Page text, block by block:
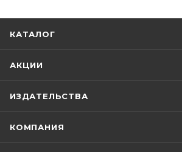
КАТАЛОГ
АКЦИИ
ИЗДАТЕЛЬСТВА
КОМПАНИЯ